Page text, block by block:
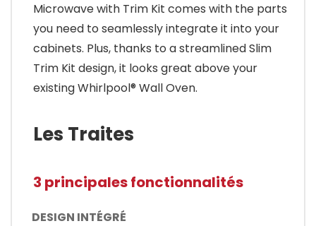
Microwave with Trim Kit comes with the parts
you need to seamlessly integrate it into your
cabinets. Plus, thanks to a streamlined Slim
Trim Kit design, it looks great above your
existing Whirlpool® Wall Oven.
Les Traites
3 principales fonctionnalités
DESIGN INTÉGRÉ